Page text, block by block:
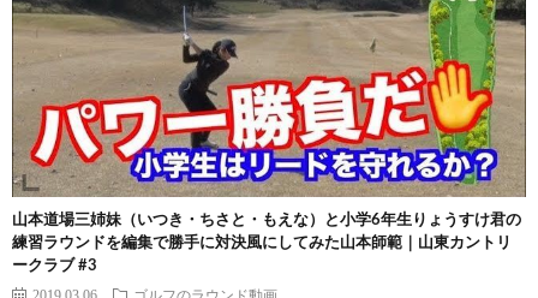
山本道場三姉妹（いつき・ちさと・もえな）と小学6年生りょうすけ君の
練習ラウンドを編集で勝手に対決風にしてみた山本師範｜山東カントリ
ークラブ #3
2019.03.06 ゴルフのラウンド動画